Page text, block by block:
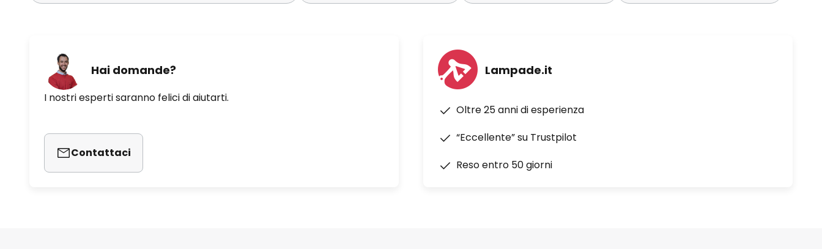
Hai domande?
I nostri esperti saranno felici di aiutarti.
Contattaci
Lampade.it
Oltre 25 anni di esperienza
“Eccellente” su Trustpilot
Reso entro 50 giorni